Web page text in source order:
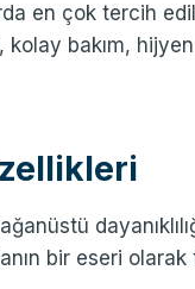
en çok tercih
kolay bakım,
bir eseri